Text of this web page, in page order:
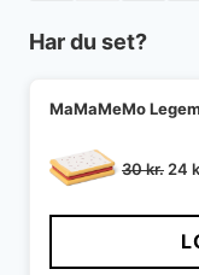
Har du set?
MaMaMeMo
30kr. Den
pris
var:
30
24